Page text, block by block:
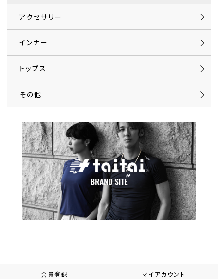
アクセサリー
インナー
トップス
その他
会員登録 マイアカウント